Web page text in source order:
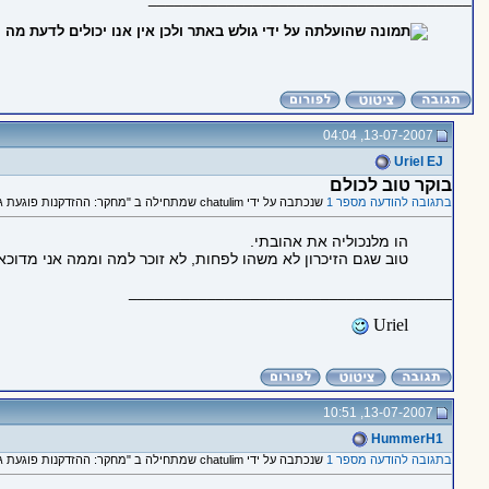
13-07-2007, 04:04
Uriel EJ
בוקר טוב לכולם
בתגובה להודעה מספר 1 שנכתבה על ידי chatulim שמתחילה ב "מחקר: ההזדקנות פוגעת גם בהבנת בדיחות"
הו מלנכוליה את אהובתי.
טוב שגם הזיכרון לא משהו לפחות, לא זוכר למה וממה אני
Uriel
13-07-2007, 10:51
HummerH1
בתגובה להודעה מספר 1 שנכתבה על ידי chatulim שמתחילה ב "מחקר: ההזדקנות פוגעת גם בהבנת בדיחות"